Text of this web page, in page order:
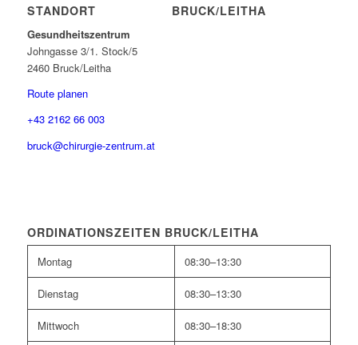
STANDORT BRUCK/LEITHA
Gesundheitszentrum
Johngasse 3/1. Stock/5
2460 Bruck/Leitha
Route planen
+43 2162 66 003
bruck@chirurgie-zentrum.at
ORDINATIONSZEITEN BRUCK/LEITHA
Montag 08:30–13:30
Dienstag 08:30–13:30
Mittwoch 08:30–18:30